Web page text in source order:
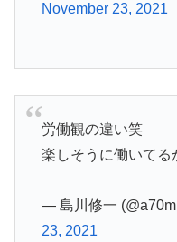
November 23, 2021
労働観の違い笑
楽しそうに働いてる
— 島川修一
23, 2021